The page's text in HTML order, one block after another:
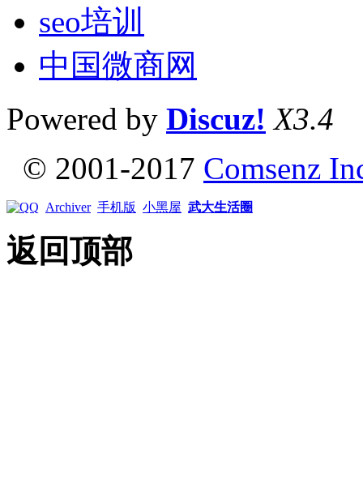
seo培训
中国微商网
Powered by Discuz! X3.4
© 2001-2017 Comsenz
Archiver 手机版 小黑屋 武大生活圈
返回顶部